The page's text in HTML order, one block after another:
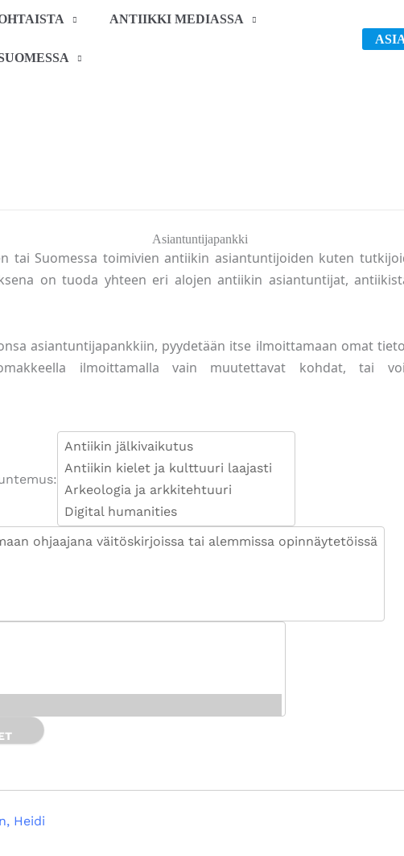
ANTIIKKI MEDIASSA
Asiantuntijapankki
tai Suomessa toimivien antiikin asiantuntijoiden kuten
on tuoda yhteen eri alojen antiikin asiantuntijat,
asiantuntijapankkiin, pyydetään itse ilmoittamaan omat
ilmoittamalla vain muutettavat kohdat, tai
Heidi